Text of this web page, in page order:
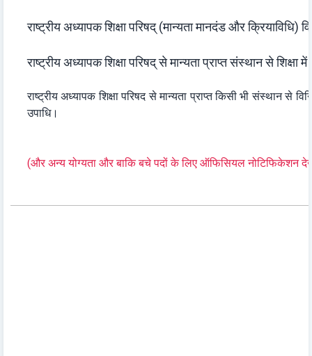
राष्ट्रीय अध्यापक शिक्षा परिषद् (मान्यता मानदंड और
राष्ट्रीय अध्यापक शिक्षा परिषद् से मान्यता प्राप्त संस्थान से
राष्ट्रीय अध्यापक शिक्षा परिषद से मान्यता प्राप्त किसी भी संस्थान से
उपाधि।
(और अन्य योग्यता और बाकि बचे पदों के लिए ऑफिसियल नोटिफिकेशन